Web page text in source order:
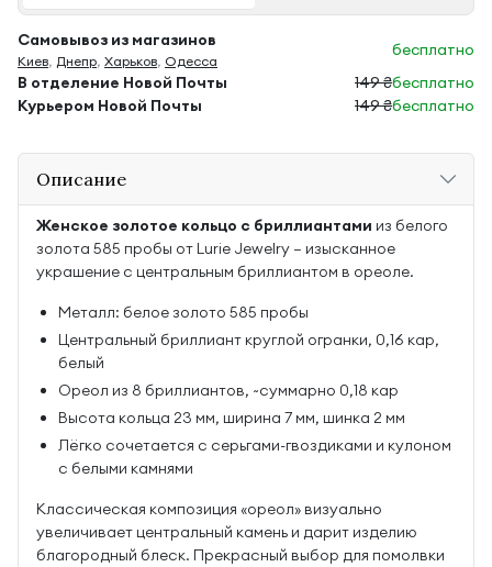
Самовывоз из магазинов
Киев, Днепр, Харьков, Одесса
бесплатно
В отделение Новой Почты
149 ₴бесплатно
Курьером Новой Почты
149 ₴бесплатно
Описание
Женское золотое кольцо с бриллиантами из белого
золота 585 пробы от Lurie Jewelry — изысканное
украшение с центральным бриллиантом в ореоле.
Металл: белое золото 585 пробы
Центральный бриллиант круглой огранки, 0,16 кар,
белый
Ореол из 8 бриллиантов, ~суммарно 0,18 кар
Высота кольца 23 мм, ширина 7 мм, шинка 2 мм
Лёгко сочетается с серьгами-гвоздиками и кулоном
с белыми камнями
Классическая композиция «ореол» визуально
увеличивает центральный камень и дарит изделию
благородный блеск. Прекрасный выбор для помолвки